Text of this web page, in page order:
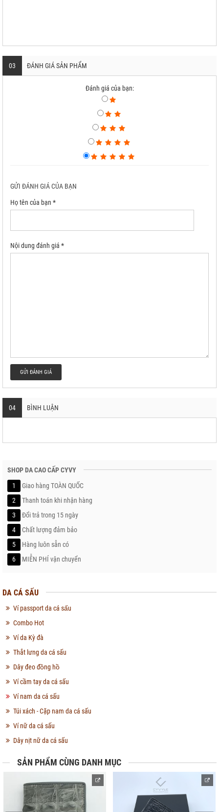
03 ĐÁNH GIÁ SẢN PHẨM
Đánh giá của bạn:
GỬI ĐÁNH GIÁ CỦA BẠN
Họ tên của bạn *
Nội dung đánh giá *
GỬI ĐÁNH GIÁ
04 BÌNH LUẬN
SHOP DA CAO CẤP CYVY
1
Giao hàng TOÀN QUỐC
2
Thanh toán khi nhận hàng
3
Đổi trả trong 15 ngày
4
Chất lượng đảm bảo
5
Hàng luôn sẵn có
6
MIỄN PHÍ vận chuyển
DA CÁ SẤU
Ví passport da cá sấu
Combo Hot
Ví da Kỳ đà
Thắt lưng da cá sấu
Dây đeo đồng hồ
Ví cầm tay da cá sấu
Ví nam da cá sấu
Túi xách - Cặp nam da cá sấu
Ví nữ da cá sấu
Dây nịt nữ da cá sấu
SẢN PHẨM CÙNG DANH MỤC